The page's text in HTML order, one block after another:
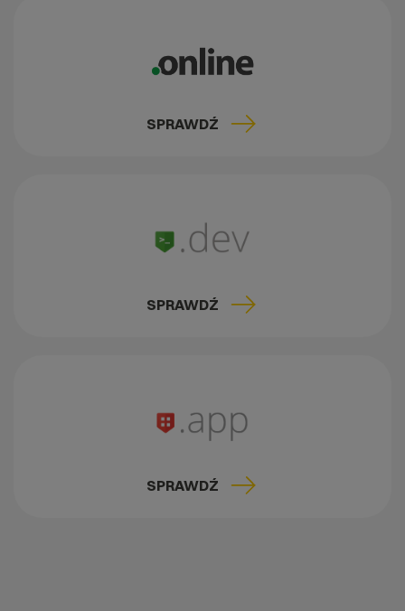
SPRAWDŹ
SPRAWDŹ
SPRAWDŹ